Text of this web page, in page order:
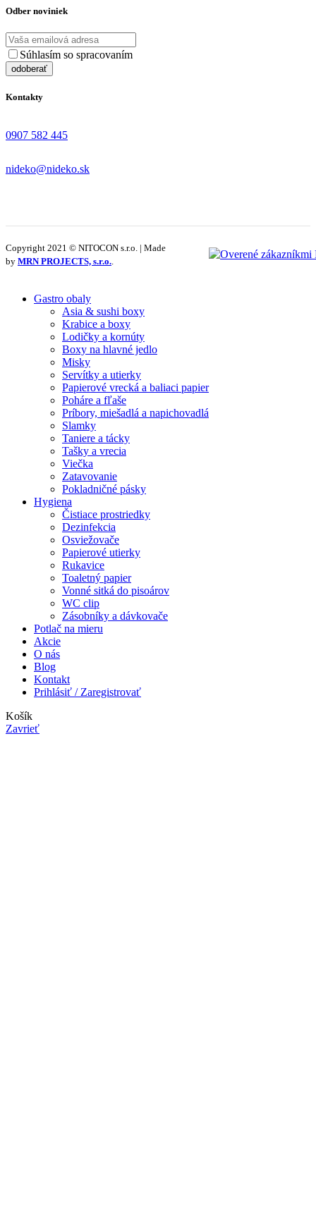
Odber noviniek
Súhlasím so spracovaním
Kontakty
0907 582 445
nideko@nideko.sk
Copyright 2021 © NITOCON s.r.o. | Made
by MRN PROJECTS, s.r.o..
Gastro obaly
Asia & sushi boxy
Krabice a boxy
Lodičky a kornúty
Boxy na hlavné jedlo
Misky
Servítky a utierky
Papierové vrecká a baliaci papier
Poháre a fľaše
Príbory, miešadlá a napichovadlá
Slamky
Taniere a tácky
Tašky a vrecia
Viečka
Zatavovanie
Pokladničné pásky
Hygiena
Čistiace prostriedky
Dezinfekcia
Osviežovače
Papierové utierky
Rukavice
Toaletný papier
Vonné sitká do pisoárov
WC clip
Zásobníky a dávkovače
Potlač na mieru
Akcie
O nás
Blog
Kontakt
Prihlásiť / Zaregistrovať
Košík
Zavrieť